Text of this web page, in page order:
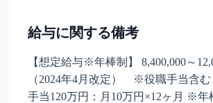
給与に関する備考
【想定給与※年棒制】 8,400,000～
（2024年4月改定） ※役職手当含
手当120万円：月10万円×12ヶ月 ※年